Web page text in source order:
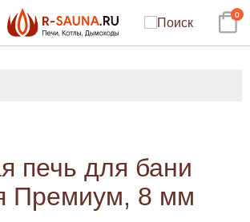
0
печь для бани
Премиум, 8 мм